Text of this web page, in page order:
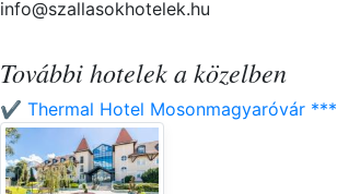
info@szallasokhotelek.hu
További hotelek a közelben
✔️ Thermal Hotel Mosonmagyaróvár ***